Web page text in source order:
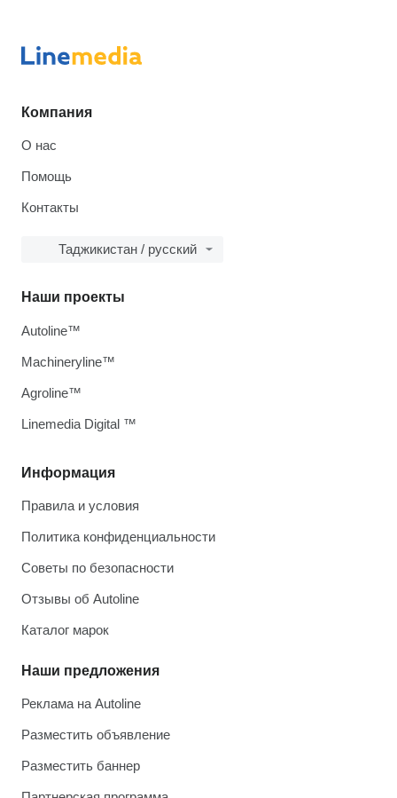
Компания
О нас
Помощь
Контакты
Таджикистан / русский
Информация
Правила и условия
Политика конфиденциальности
Советы по безопасности
Отзывы об Autoline
Каталог марок
Наши предложения
Реклама на Autoline
Разместить объявление
Разместить баннер
Наши проекты
Autoline™
Machineryline™
Agroline™
Linemedia Digital ™